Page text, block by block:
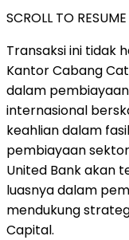
SCROLL TO
Transaksi ini tidak
Kantor Cabang
dalam
internasional
keahlian dalam
pembiayaan
United Bank akan
luasnya dalam
mendukung
Capital.